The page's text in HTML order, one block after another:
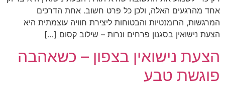
אחד מהרגעים האלה, ולכן כל פרט חשוב. אחת הדרכים
המרגשות, הרומנטיות והבטוחות ליצירת חוויה עוצמתית היא
הצעת נישואין בסגנון פרחים ונרות – שילוב קסום […]
הצעת נישואין בצפון – כשאהבה
פוגשת טבע